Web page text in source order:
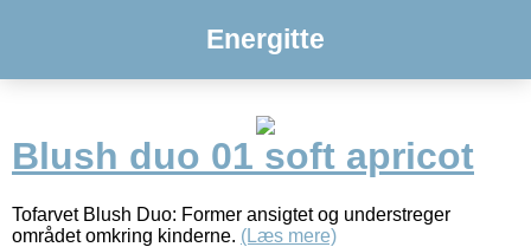
Energitte
Blush duo 01 soft apricot
Tofarvet Blush Duo: Former ansigtet og understreger
området omkring kinderne. (Læs mere)